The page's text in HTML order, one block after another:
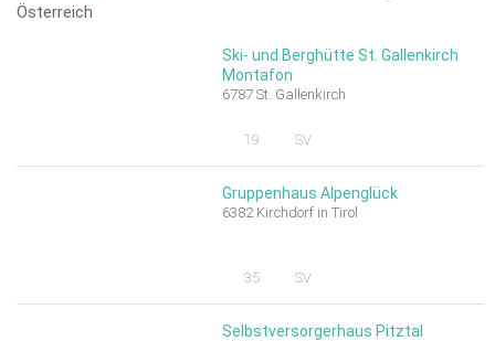
Österreich
Ski- und Berghütte St. Gallenkirch
Montafon
6787 St. Gallenkirch
19 SV
Gruppenhaus Alpenglück
6382 Kirchdorf in Tirol
35 SV
Selbstversorgerhaus Pitztal